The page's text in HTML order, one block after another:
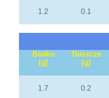
1.2 0.1
Białko
[g]
Tłuszcze
[g]
1.7 0.2